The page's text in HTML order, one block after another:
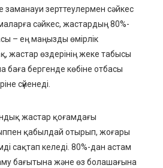
заманауи зерттеулермен сәйкес
сәйкес, жастардың 80%-
– ең маңызды өмірлік
жастар өздерінің жеке табысы
баға бергенде көбіне отбасы
сүйенеді.
жастар қоғамдағы
қабылдай отырып, жоғары
сақтап келеді. 80%-дан астам
бағытына және өз болашағына